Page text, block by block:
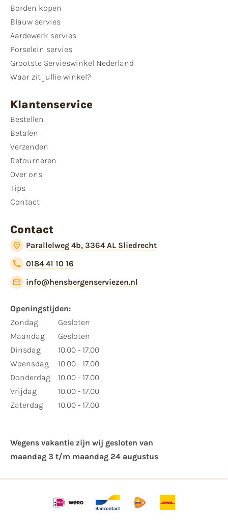
Borden kopen
Blauw servies
Aardewerk servies
Porselein servies
Grootste Servieswinkel Nederland
Waar zit jullie winkel?
Klantenservice
Bestellen
Betalen
Verzenden
Retourneren
Over ons
Tips
Contact
Contact
Parallelweg 4b, 3364 AL Sliedrecht
0184 41 10 16
info@hensbergenserviezen.nl
Openingstijden:
Zondag
Maandag
Dinsdag
Woensdag
Donderdag
Vrijdag
Zaterdag
Gesloten
Gesloten
10.00 - 17.00
10.00 - 17.00
10.00 - 17.00
10.00 - 17.00
10.00 - 17.00
Wegens vakantie zijn wij gesloten van ​
maandag 3 t/m maandag 24 augustus